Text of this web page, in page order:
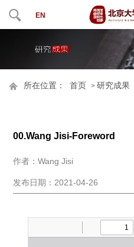
EN
所在位置： 首页 >研究成果
00.Wang Jisi-Foreword
作者：Wang Jisi
发布日期：2021-04-26